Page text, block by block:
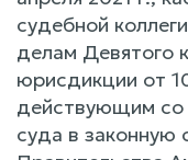
судебной
делам Девятого
юрисдикции от
действующим со
суда в законную